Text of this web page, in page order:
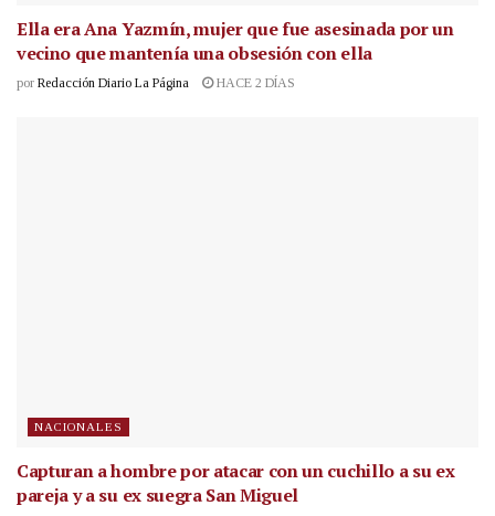
Ella era Ana Yazmín, mujer que fue asesinada por un
vecino que mantenía una obsesión con ella
por Redacción Diario La Página HACE 2 DÍAS
NACIONALES
Capturan a hombre por atacar con un cuchillo a su ex
pareja y a su ex suegra San Miguel